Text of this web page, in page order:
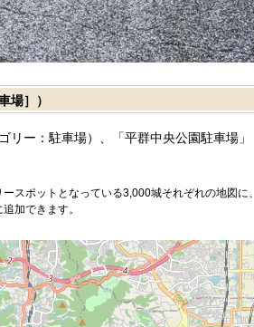
場］）
ー：駐車場）、「平群中央公園駐車場」
スポットとなっている3,000城それぞれの地図に、
加できます。